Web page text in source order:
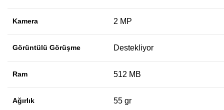
Kamera 2 MP
Görüntülü Görüşme Destekliyor
Ram 512 MB
Ağırlık 55 gr